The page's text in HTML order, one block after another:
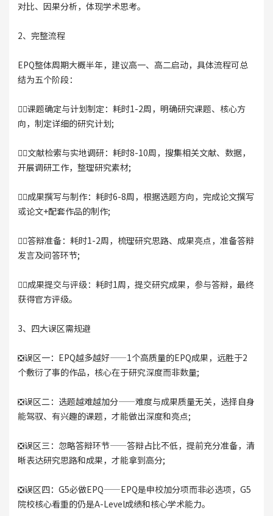
对比、因果分析，体现学术思考。
2、完整流程
EPQ整体周期大概半年，建议高一、高二启动，具体流程可总
结为五个阶段：
👉🏻课题确定与计划制定：耗时1-2周，明确研究课题、核心方
向，制定详细的研究计划;
👉🏻文献检索与实地调研：耗时8-10周，搜集相关文献、数据，
开展调研工作，整理研究素材;
👉🏻成果撰写与制作：耗时6-8周，根据选题方向，完成论文撰写
或论文+配套作品的制作;
👉🏻答辩准备：耗时1-2周，梳理研究思路、成果亮点，准备答辩
发言及问答环节;
👉🏻成果提交与评级：耗时1周，提交研究成果，参与答辩，最终
获得官方评级。
3、四大误区需规避
❎误区一：EPQ越多越好——1个高质量的EPQ成果，远胜于2
个敷衍了事的作品，核心在于研究深度而非数量;
❎误区二：选题越难越加分——难度与成果质量无关，选择自身
能驾驭、有兴趣的课题，才能做出深度和亮点;
❎误区三：忽略答辩环节——答辩占比不低，提前充分准备，清
晰表达研究思路和成果，才能拿到高分;
❎误区四：G5必做EPQ——EPQ是申校加分项而非必选项，G5
院校核心看重的仍是A-Level成绩和核心学术能力。